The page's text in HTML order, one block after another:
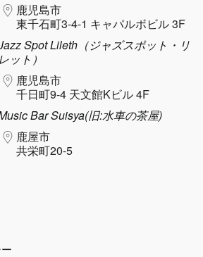
鹿児島市
東千石町3-4-1 キャパルボビル 3F
Spot Lileth（ジャズスポット・リ
レット）
鹿児島市
千日町9-4 天文館Kビル 4F
Bar Suisya(旧:水車の茶屋)
鹿屋市
共栄町20-5